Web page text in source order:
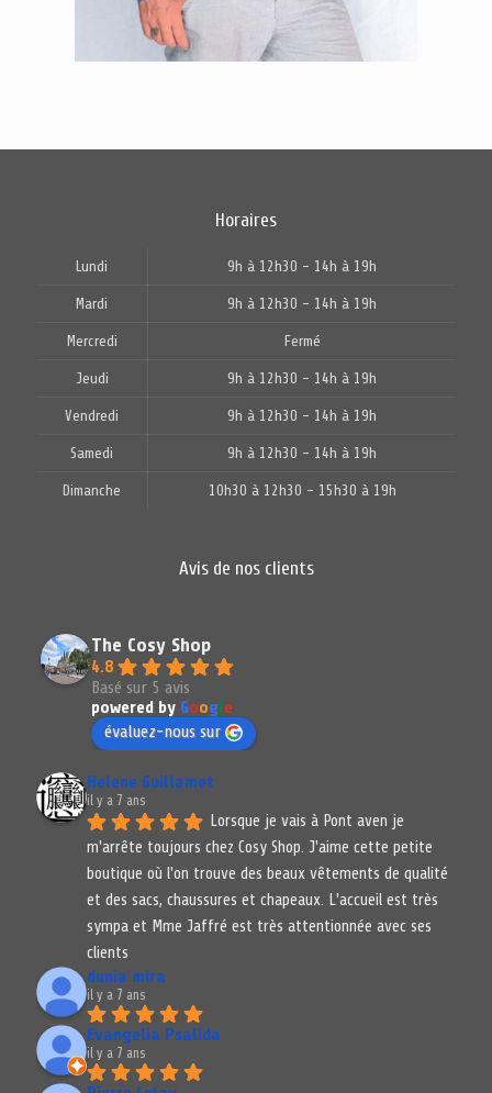
Horaires
Lundi 9h à 12h30 - 14h à 19h
Mardi 9h à 12h30 - 14h à 19h
Mercredi Fermé
Jeudi 9h à 12h30 - 14h à 19h
Vendredi 9h à 12h30 - 14h à 19h
Samedi 9h à 12h30 - 14h à 19h
Dimanche 10h30 à 12h30 - 15h30 à 19h
Avis de nos clients
The Cosy Shop
4.8
Basé sur 5 avis
powered by Google
évaluez-nous sur
Helene Guillamet
il y a 7 ans
Lorsque je vais à Pont aven je
m'arrête toujours chez Cosy Shop. J'aime cette petite
boutique où l'on trouve des beaux vêtements de qualité
et des sacs, chaussures et chapeaux. L'accueil est très
sympa et Mme Jaffré est très attentionnée avec ses
clients
dunia mira
il y a 7 ans
Evangelia Psalida
il y a 7 ans